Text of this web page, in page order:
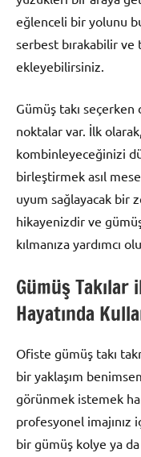
eğlenceli bir yolunu
serbest bırakabilir ve
ekleyebilirsiniz.
Gümüş takı
noktalar var. İlk
kombinleyeceğinizi
birleştirmek asıl
uyum sağlayacak bir
hikayenizdir ve
kılmanıza yardımcı
Gümüş Takılar
Hayatında
Ofiste gümüş takı
bir yaklaşım
görünmek istemek
profesyonel
bir gümüş kolye ya